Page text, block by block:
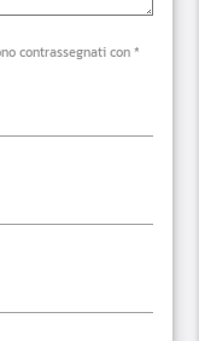
contrassegnati con *